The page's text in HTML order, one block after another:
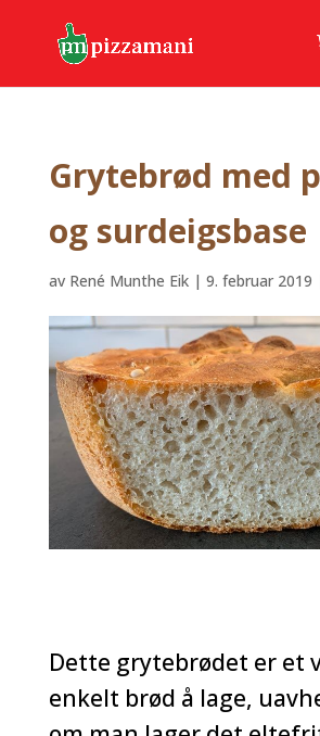
Grytebrød med
og surdeigsbase
av René Munthe Eik| 9. februar 2019
Dette grytebrødet er et
enkelt brød å lage,